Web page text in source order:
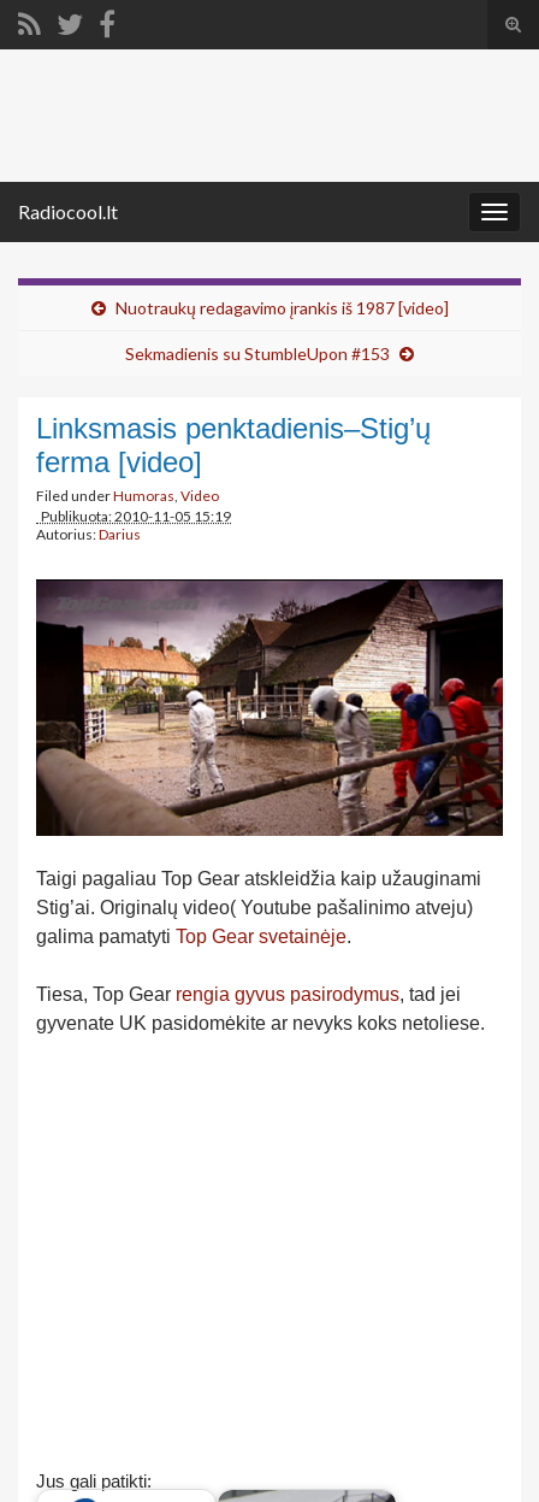
Radiocool.lt
Nuotraukų redagavimo įrankis iš 1987 [video]
Sekmadienis su StumbleUpon #153
Linksmasis penktadienis–Stig’ų
ferma [video]
Filed underHumoras, Video
Publikuota: 2010-11-05 15:19
Autorius:Darius
Taigi pagaliau Top Gear atskleidžia kaip užauginami
Stig’ai. Originalų video( Youtube pašalinimo atveju)
galima pamatyti Top Gear svetainėje.
Tiesa, Top Gear rengia gyvus pasirodymus, tad jei
gyvenate UK pasidomėkite ar nevyks koks netoliese.
Jus gali patikti: